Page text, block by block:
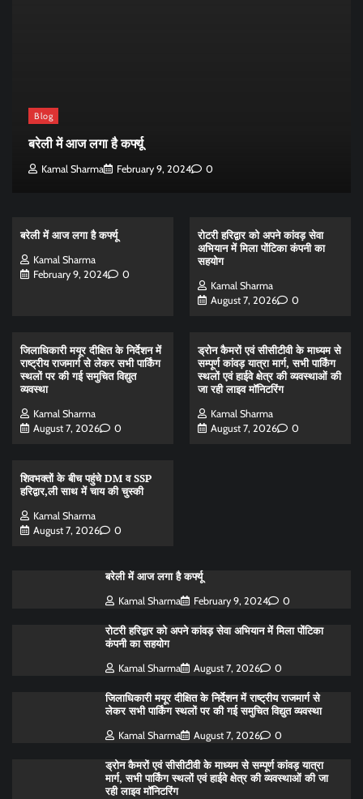
Blog
बरेली में आज लगा है कर्फ्यू
Kamal Sharma February 9, 2024 0
बरेली में आज लगा है कर्फ्यू
Kamal Sharma
February 9, 2024
0
रोटरी हरिद्वार को अपने कांवड़ सेवा
अभियान में मिला पोंटिका कंपनी का
सहयोग
Kamal Sharma
August 7, 2026
0
जिलाधिकारी मयूर दीक्षित के निर्देशन में
राष्ट्रीय राजमार्ग से लेकर सभी पार्किंग
स्थलों पर की गई समुचित विद्युत
व्यवस्था
Kamal Sharma
August 7, 2026
0
ड्रोन कैमरों एवं सीसीटीवी के माध्यम से
सम्पूर्ण कांवड़ यात्रा मार्ग, सभी पार्किंग
स्थलों एवं हाईवे क्षेत्र की व्यवस्थाओं की
जा रही लाइव मॉनिटरिंग
Kamal Sharma
August 7, 2026
0
शिवभक्तों के बीच पहुंचे DM व SSP
हरिद्वार,ली साथ में चाय की चुस्की
Kamal Sharma
August 7, 2026
0
बरेली में आज लगा है कर्फ्यू
Kamal Sharma February 9, 2024 0
रोटरी हरिद्वार को अपने कांवड़ सेवा अभियान में मिला पोंटिका
कंपनी का सहयोग
Kamal Sharma August 7, 2026 0
जिलाधिकारी मयूर दीक्षित के निर्देशन में राष्ट्रीय राजमार्ग से
लेकर सभी पार्किंग स्थलों पर की गई समुचित विद्युत व्यवस्था
Kamal Sharma August 7, 2026 0
ड्रोन कैमरों एवं सीसीटीवी के माध्यम से सम्पूर्ण कांवड़ यात्रा
मार्ग, सभी पार्किंग स्थलों एवं हाईवे क्षेत्र की व्यवस्थाओं की जा
रही लाइव मॉनिटरिंग